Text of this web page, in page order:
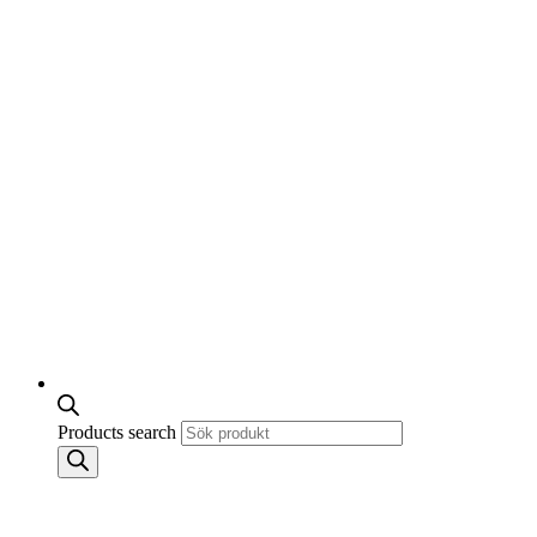
Products search